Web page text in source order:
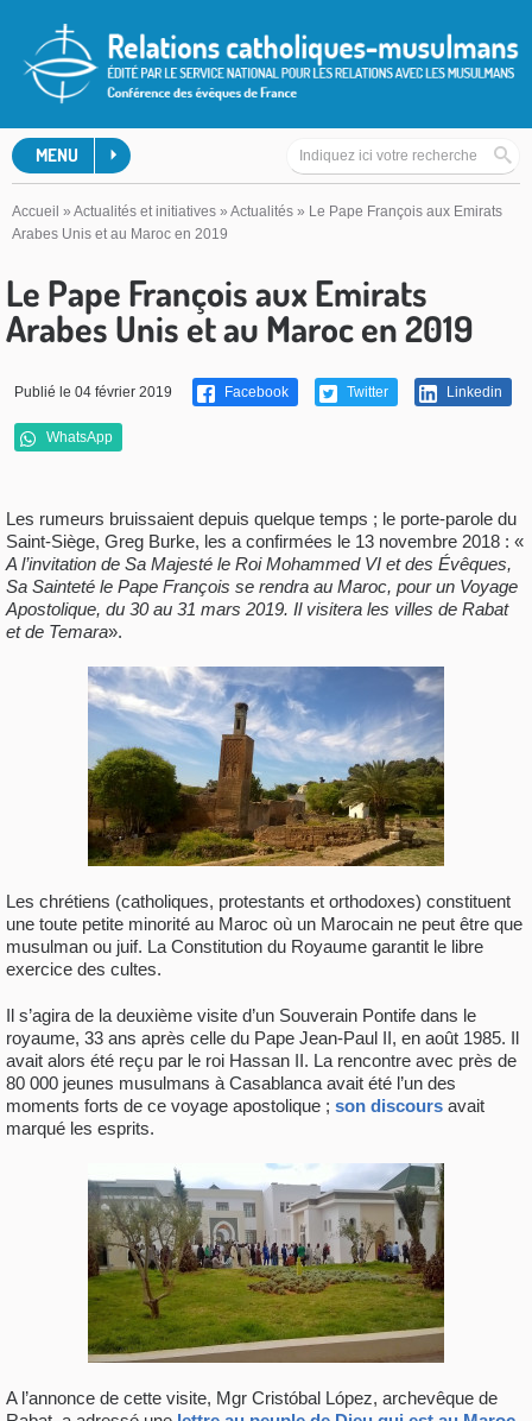
MENU
Accueil » Actualités et initiatives » Actualités » Le Pape François aux Emirats
Arabes Unis et au Maroc en 2019
Le Pape François aux Emirats
Arabes Unis et au Maroc en 2019
Publié le 04 février 2019 Facebook Twitter Linkedin
WhatsApp
Les rumeurs bruissaient depuis quelque temps ; le porte-parole du
Saint-Siège, Greg Burke, les a confirmées le 13 novembre 2018 : «
A l’invitation de Sa Majesté le Roi Mohammed VI et des Évêques,
Sa Sainteté le Pape François se rendra au Maroc, pour un Voyage
Apostolique, du 30 au 31 mars 2019. Il visitera les villes de Rabat
et de Temara».
Les chrétiens (catholiques, protestants et orthodoxes) constituent
une toute petite minorité au Maroc où un Marocain ne peut être que
musulman ou juif. La Constitution du Royaume garantit le libre
exercice des cultes.
Il s’agira de la deuxième visite d’un Souverain Pontife dans le
royaume, 33 ans après celle du Pape Jean-Paul II, en août 1985. Il
avait alors été reçu par le roi Hassan II. La rencontre avec près de
80 000 jeunes musulmans à Casablanca avait été l’un des
moments forts de ce voyage apostolique ; son discours avait
marqué les esprits.
A l’annonce de cette visite, Mgr Cristóbal López, archevêque de